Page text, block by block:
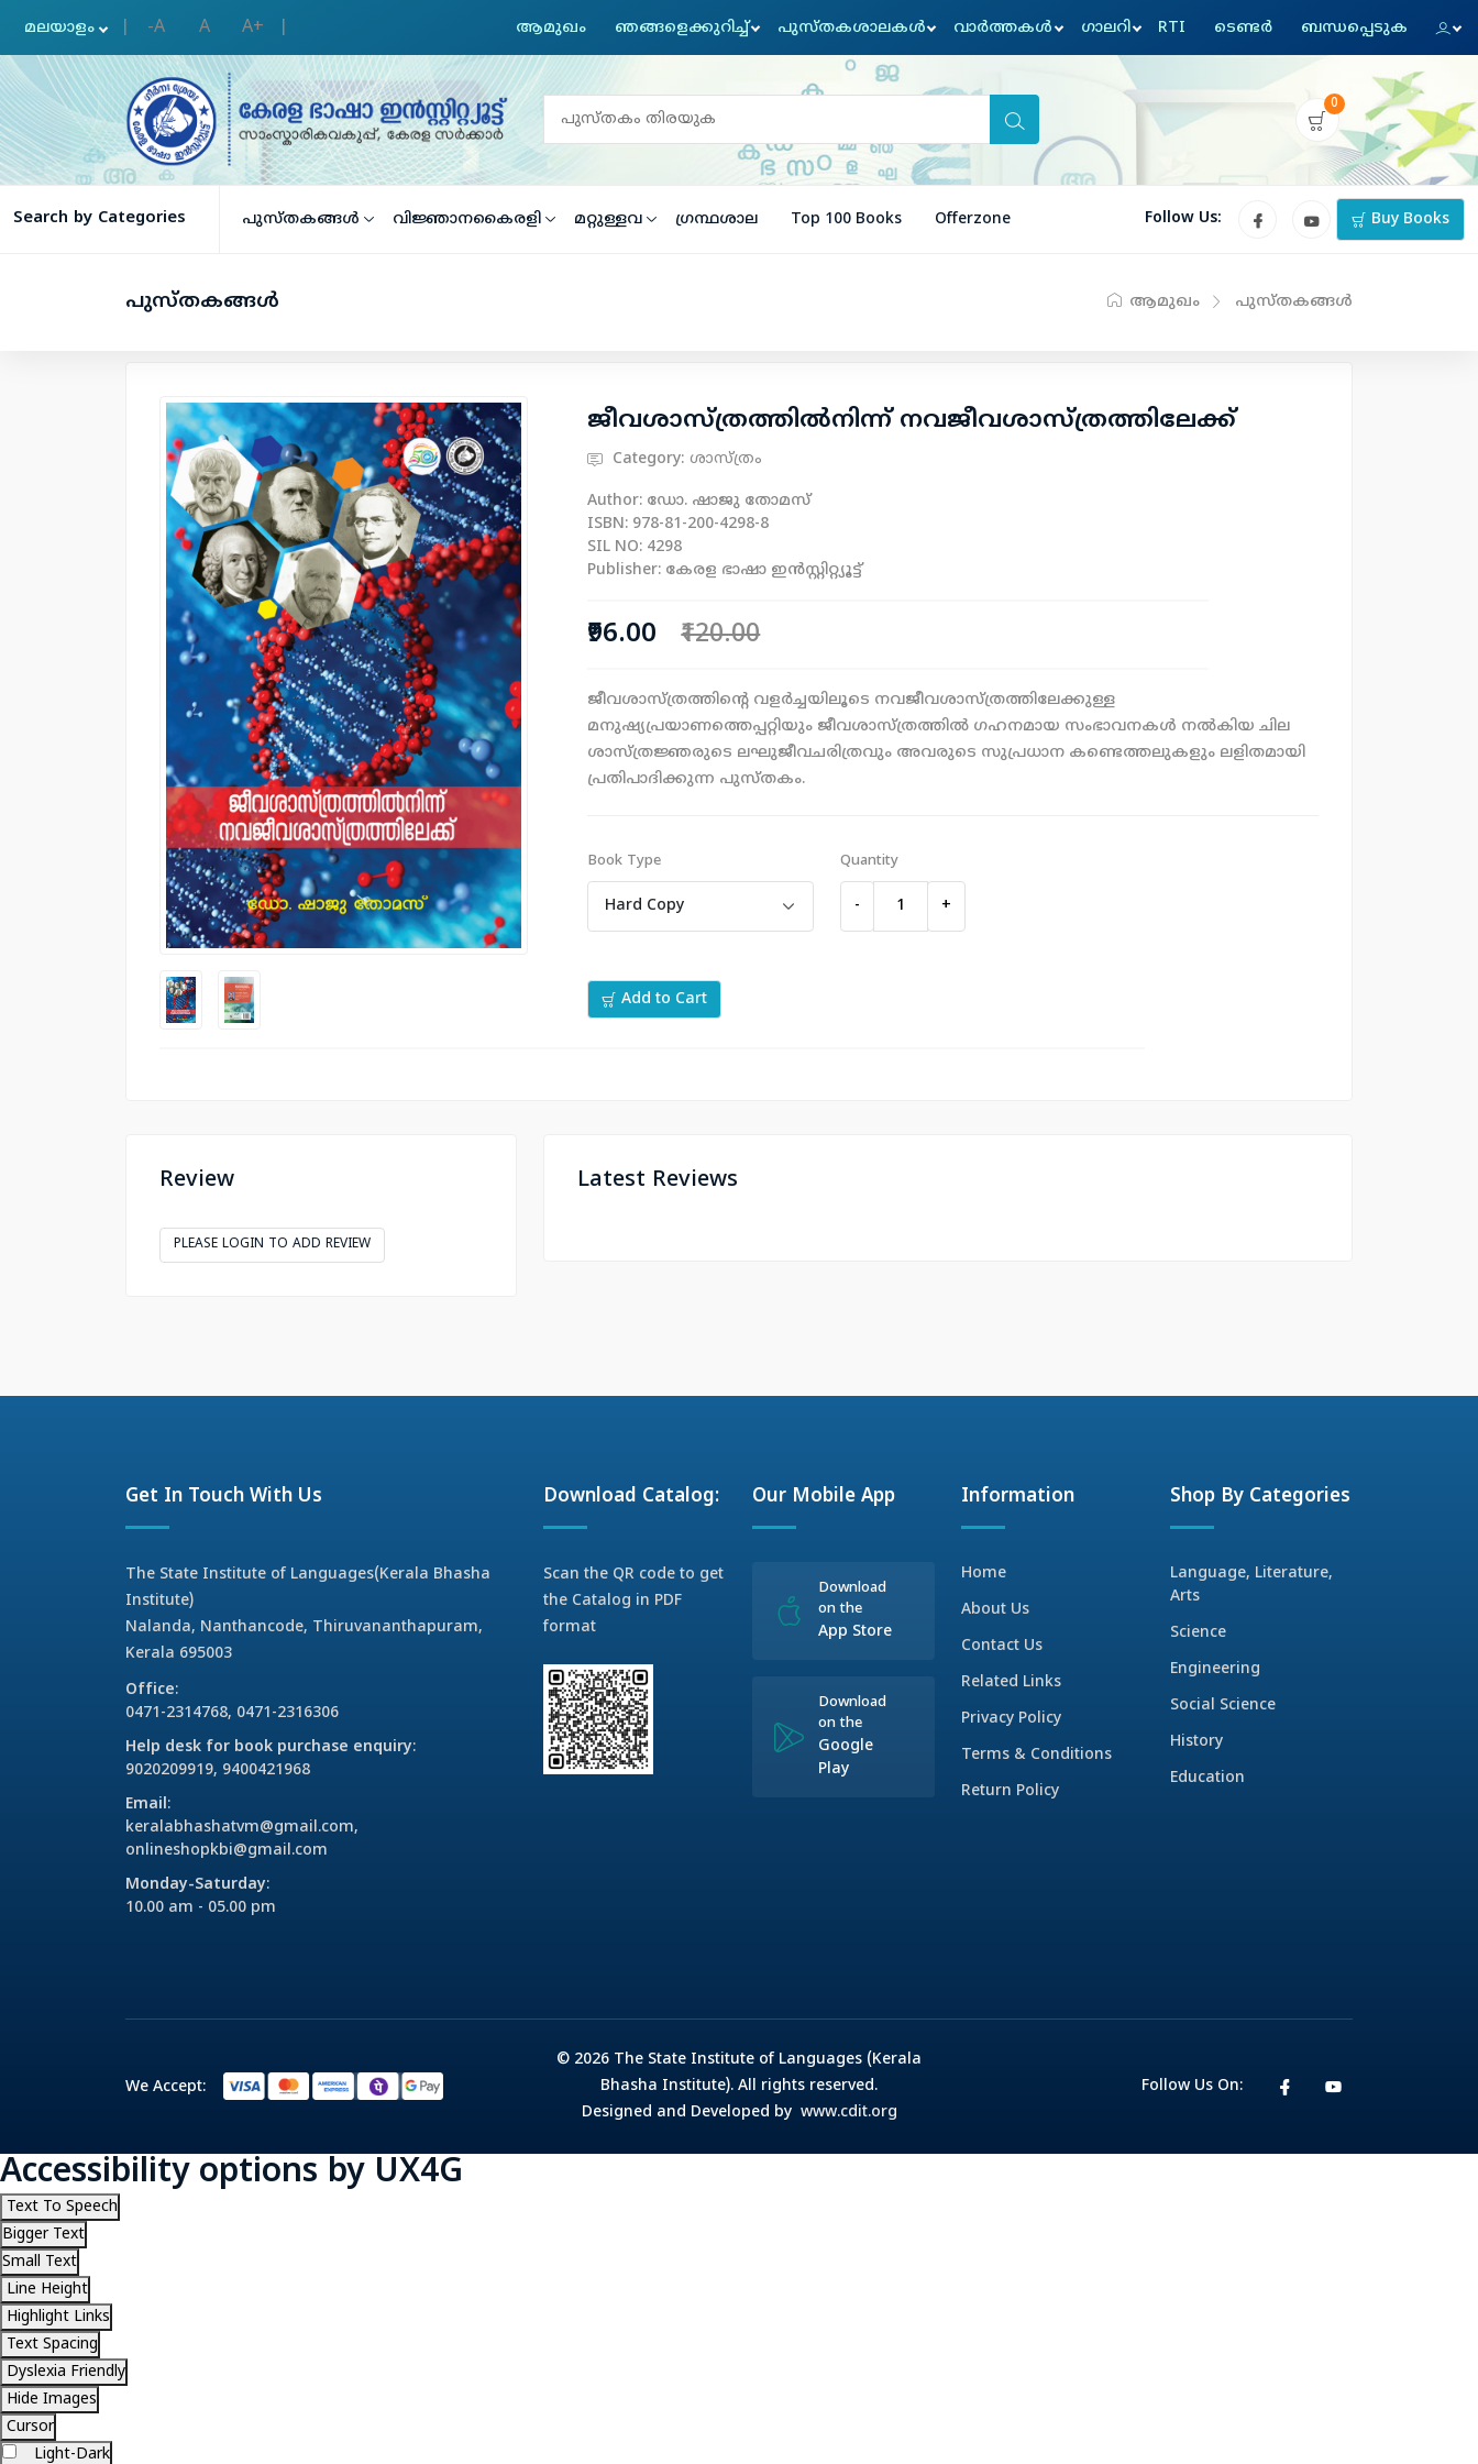
-A A A+ ആമുഖം ഞങ്ങളെക്കുറിച്ച് പുസ്തകശാലകൾ വാര്‍ത്തകള്‍ ഗാലറി RTI ടെണ്ടര്‍ ബന്ധപ്പെടുക
0
Search by Categories പുസ്തകങ്ങള്‍ വിജ്ഞാനകൈരളി മറ്റുള്ളവ ഗ്രന്ഥശാല Top 100 Books Offerzone Follow Us: Buy Books
പുസ്തകങ്ങള്‍ ആമുഖം പുസ്തകങ്ങള്‍
ജീവശാസ്ത്രത്തില്‍നിന്ന് നവജീവശാസ്ത്രത്തിലേക്ക്
Category: ശാസ്ത്രം
Author: ഡോ. ഷാജു തോമസ്
ISBN: 978-81-200-4298-8
SIL NO: 4298
Publisher: കേരള ഭാഷാ ഇന്‍സ്റ്റിറ്റ്യൂട്ട്
₹96.00 ₹120.00
ജീവശാസ്ത്രത്തിന്റെ വളര്‍ച്ചയിലൂടെ നവജീവശാസ്ത്രത്തിലേക്കുള്ള
മനുഷ്യപ്രയാണത്തെപ്പറ്റിയും ജീവശാസ്ത്രത്തിൽ ഗഹനമായ സംഭാവനകൾ നല്‍കിയ ചില
ശാസ്ത്രജ്ഞരുടെ ലഘുജീവചരിത്രവും അവരുടെ സുപ്രധാന കണ്ടെത്തലുകളും ലളിതമായി
പ്രതിപാദിക്കുന്ന പുസ്തകം.
Book Type Quantity
- +
Add to Cart
Review
PLEASE LOGIN TO ADD REVIEW
Latest Reviews
Get In Touch With Us
The State Institute of Languages(Kerala Bhasha
Institute)
Nalanda, Nanthancode, Thiruvananthapuram,
Kerala 695003
Office:
0471-2314768, 0471-2316306
Help desk for book purchase enquiry:
9020209919, 9400421968
Email:
keralabhashatvm@gmail.com,
onlineshopkbi@gmail.com
Monday-Saturday:
10.00 am - 05.00 pm
Download Catalog:
Scan the QR code to get
the Catalog in PDF
format
Our Mobile App
Download
on the
App Store
Download
on the
Google
Play
Information
Home
About Us
Contact Us
Related Links
Privacy Policy
Terms & Conditions
Return Policy
Shop By Categories
Language, Literature,
Arts
Science
Engineering
Social Science
History
Education
We Accept:
© 2026 The State Institute of Languages (Kerala
Bhasha Institute). All rights reserved.
Designed and Developed by www.cdit.org
Follow Us On:
Accessibility options by UX4G
Text To Speech
Bigger Text
Small Text
Line Height
Highlight Links
Text Spacing
Dyslexia Friendly
Hide Images
Cursor
Light-Dark